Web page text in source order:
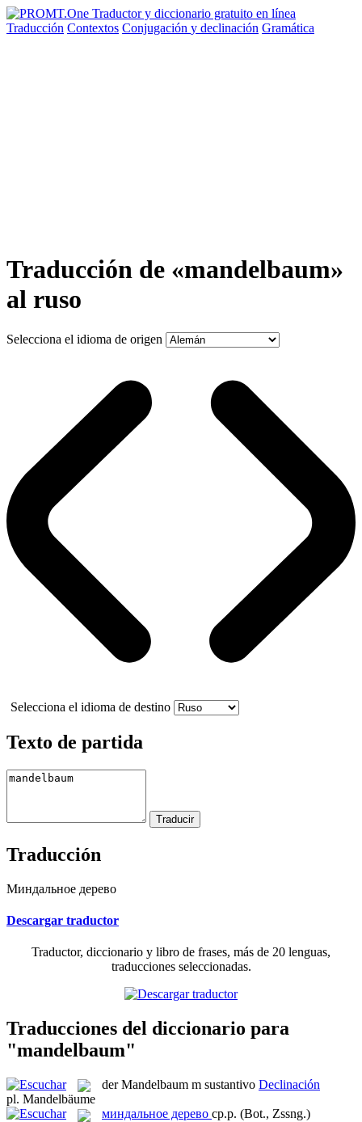
Traducción Contextos Conjugación y declinación Gramática
Traducción de «mandelbaum»
al ruso
Selecciona el idioma de origen
Selecciona el idioma de destino
Texto de partida
Traducción
Миндальное дерево
Descargar traductor
Traductor, diccionario y libro de frases, más de 20 lenguas,
traducciones seleccionadas.
Traducciones del diccionario para
"mandelbaum"
derMandelbaum m sustantivo Declinación
pl. Mandelbäume
миндальное дерево ср.р. (Bot., Zssng.)